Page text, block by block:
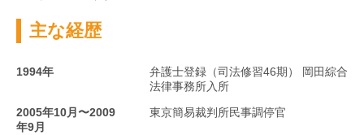
主な経歴
1994年
弁護士登録（司法修習46期） 岡田綜合
法律事務所入所
2005年10月〜2009
年9月
東京簡易裁判所民事調停官